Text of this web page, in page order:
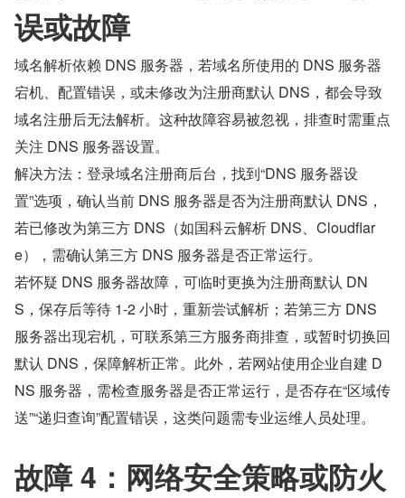
误或故障
域名解析依赖 DNS 服务器，若域名所使用的 DNS 服务器
宕机、配置错误，或未修改为注册商默认 DNS，都会导致
域名注册后无法解析。这种故障容易被忽视，排查时需重点
关注 DNS 服务器设置。
解决方法：登录域名注册商后台，找到“DNS 服务器设
置”选项，确认当前 DNS 服务器是否为注册商默认 DNS，
若已修改为第三方 DNS（如国科云解析 DNS、Cloudflar
e），需确认第三方 DNS 服务器是否正常运行。
若怀疑 DNS 服务器故障，可临时更换为注册商默认 DN
S，保存后等待 1-2 小时，重新尝试解析；若第三方 DNS
服务器出现宕机，可联系第三方服务商排查，或暂时切换回
默认 DNS，保障解析正常。此外，若网站使用企业自建 D
NS 服务器，需检查服务器是否正常运行，是否存在“区域传
送”“递归查询”配置错误，这类问题需专业运维人员处理。
故障 4：网络安全策略或防火